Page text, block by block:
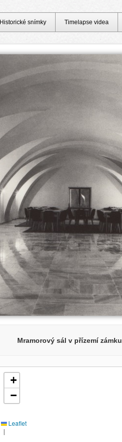
Mramorový sál v přízemí zámku
+
−
Leaflet
|
Historické snímky Timelapse videa